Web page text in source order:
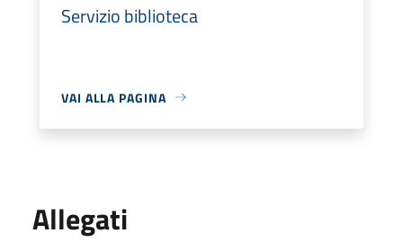
Servizio biblioteca
VAI ALLA PAGINA
Allegati